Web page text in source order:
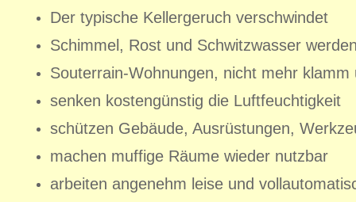
Der typische Kellergeruch verschwindet
Schimmel, Rost und Schwitzwasser
Souterrain-Wohnungen, nicht mehr klamm
senken kostengünstig die Luftfeuchtigkeit
schützen Gebäude, Ausrüstungen,
machen muffige Räume wieder nutzbar
arbeiten angenehm leise und